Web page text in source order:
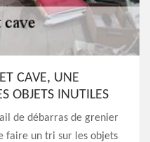
CAVE, UNE
OBJETS INUTILES
de débarras de grenier
faire un tri sur les objets